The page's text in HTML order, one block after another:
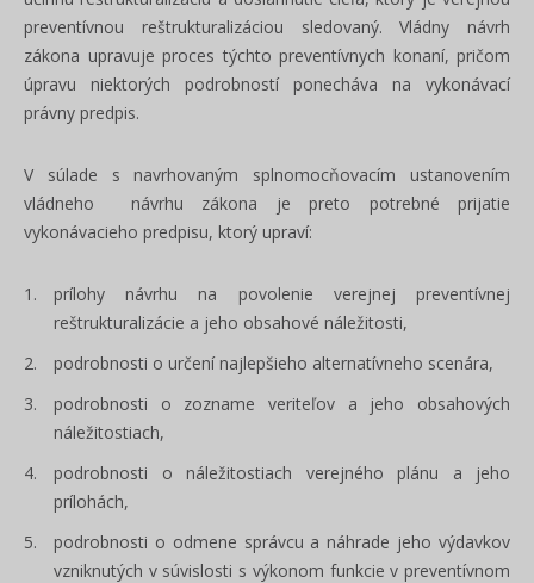
preventívnou reštrukturalizáciou sledovaný. Vládny návrh
zákona upravuje proces týchto preventívnych konaní, pričom
úpravu niektorých podrobností ponecháva na vykonávací
právny predpis.
V súlade s navrhovaným splnomocňovacím ustanovením
vládneho návrhu zákona je preto potrebné prijatie
vykonávacieho predpisu, ktorý upraví:
prílohy návrhu na povolenie verejnej preventívnej
reštrukturalizácie a jeho obsahové náležitosti,
podrobnosti o určení najlepšieho alternatívneho scenára,
podrobnosti o zozname veriteľov a jeho obsahových
náležitostiach,
podrobnosti o náležitostiach verejného plánu a jeho
prílohách,
podrobnosti o odmene správcu a náhrade jeho výdavkov
vzniknutých v súvislosti s výkonom funkcie v preventívnom